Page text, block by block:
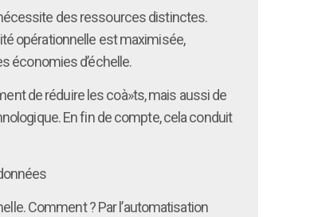
des ressources distinctes.
opérationnelle est maximisée,
économies d’échelle.
de réduire les coà»ts, mais aussi de
En fin de compte, cela conduit
Comment ? Par l’automatisation